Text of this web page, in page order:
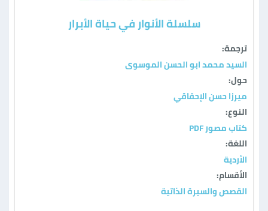
سلسلة الأنوار في حياة الأبرار
ترجمة:
السید محمد ابو الحسن الموسوی
حول:
ميرزا حسن الإحقاقي
النوع:
كتاب مصور PDF
اللغة:
الأردية
الأقسام:
القصص والسيرة الذاتية